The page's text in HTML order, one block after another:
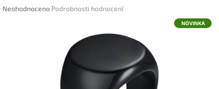
Průměrné
Neohodnoceno Podrobnosti hodnocení
NOVINKA